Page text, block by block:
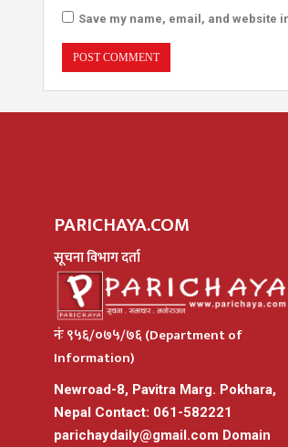
Save my name, email, and website
PARICHAYA.COM
सूचना विभाग दर्ता
नंः ९५६/०७५/७६ (Department of
Information)
Newroad-8, Pavitra Marg. Pokhara,
Nepal Contact: 061-582221
parichaydaily@gmail.com Domain